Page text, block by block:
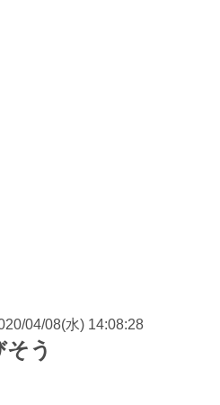
04/08(水) 14:08:28
う